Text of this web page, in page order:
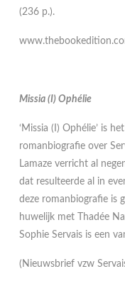
(236 p.).
Missia (I) Ophélie
‘Missia (I) Ophélie’ is
romanbiografie over
Lamaze verricht al
dat resulteerde al in
deze romanbiografie is
huwelijk met Thadée
Sophie Servais is een
(Nieuwsbrief vzw